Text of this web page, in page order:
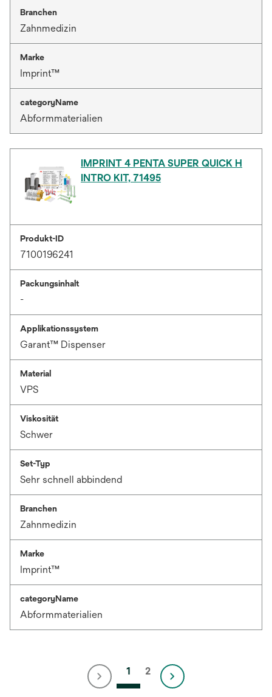
Branchen
Zahnmedizin
Marke
Imprint™
categoryName
Abformmaterialien
IMPRINT 4 PENTA SUPER QUICK H
INTRO KIT, 71495
Produkt-ID
7100196241
Packungsinhalt
-
Applikationssystem
Garant™ Dispenser
Material
VPS
Viskosität
Schwer
Set-Typ
Sehr schnell abbindend
Branchen
Zahnmedizin
Marke
Imprint™
categoryName
Abformmaterialien
1 2